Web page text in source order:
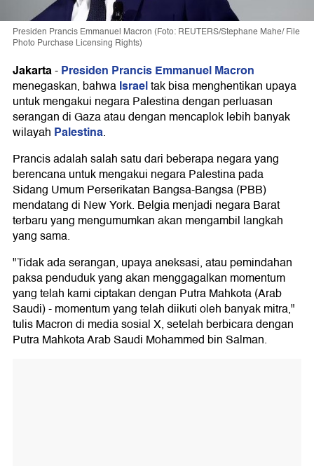
Presiden Prancis Emmanuel Macron (Foto: REUTERS/Stephane Mahe/ File
Photo Purchase Licensing Rights)
Jakarta-Presiden Prancis Emmanuel Macron
menegaskan, bahwaIsraeltak bisa menghentikan upaya
untuk mengakui negara Palestina dengan perluasan
serangan di Gaza atau dengan mencaplok lebih banyak
wilayah Palestina.
Prancis adalah salah satu dari beberapa negara yang
berencana untuk mengakui negara Palestina pada
Sidang Umum Perserikatan Bangsa-Bangsa (PBB)
mendatang di New York. Belgia menjadi negara Barat
terbaru yang mengumumkan akan mengambil langkah
yang sama.
"Tidak ada serangan, upaya aneksasi, atau pemindahan
paksa penduduk yang akan menggagalkan momentum
yang telah kami ciptakan dengan Putra Mahkota (Arab
Saudi) - momentum yang telah diikuti oleh banyak mitra,"
tulis Macron di media sosial X, setelah berbicara dengan
Putra Mahkota Arab Saudi Mohammed bin Salman.